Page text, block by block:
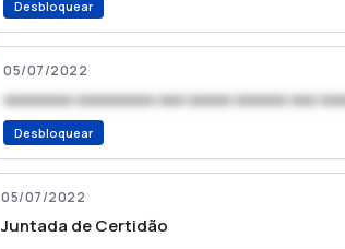
Desbloquear
05/07/2022
xxxxxxxx xxxxxxxxx xxx xxxxx xxxxxx xxx
Desbloquear
05/07/2022
Juntada de Certidão